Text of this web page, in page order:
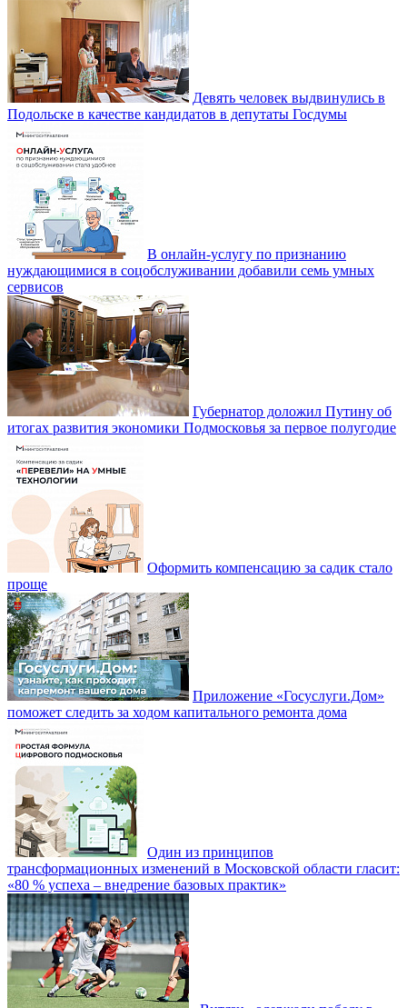
Девять человек выдвинулись в
Подольске в качестве кандидатов в депутаты Госдумы
В онлайн-услугу по признанию
нуждающимися в соцобслуживании добавили семь умных
сервисов
Губернатор доложил Путину об
итогах развития экономики Подмосковья за первое полугодие
Оформить компенсацию за садик стало
проще
Приложение «Госуслуги.Дом»
поможет следить за ходом капитального ремонта дома
Один из принципов
трансформационных изменений в Московской области гласит:
«80 % успеха – внедрение базовых практик»